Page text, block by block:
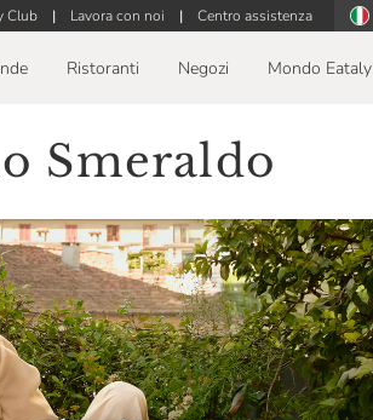
Club | Lavora con noi | Centro assistenza
Ristoranti Negozi Mondo Eataly
Smeraldo